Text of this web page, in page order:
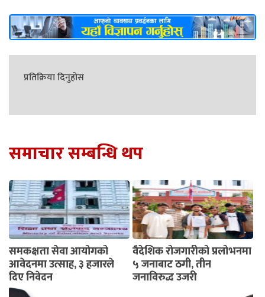
प्रतिक्रिया दिनुहोस
समाचार सम्बन्धि थप
समकक्षता सेवा आयोगको
आवेदनमा उत्साह, ३ हजारले
दिए निवेदन
वैदेशिक रोजगारीको प्रलोभनमा
५ जनाबाट ठगी, तीन
जनाविरुद्ध उजुरी